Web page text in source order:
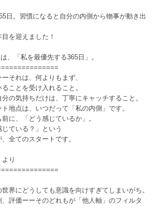
日。習慣になると自分の内側から物事が動き出
を迎えました！
、「私を最優先する365日」。
それは、何よりもまず、
ことを受け入れること。
の気持ちだけは、丁寧にキャッチすること。
地点は、いつだって「私の内側」です。
に、「どう感じているか」。
ている？」という
全てのスタートです。
り
界にどうしても意識を向けすぎてしまいがち。
、評価ーーそのどれもが「他人軸」のフィルタ